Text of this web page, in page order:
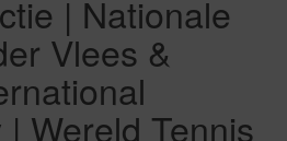
i
| Nationale
Vlees &
Wereld Tennis